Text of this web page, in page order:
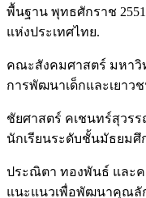
พื้นฐาน พุทธศักราช
แห่งประเทศไทย.
คณะสังคมศาสตร์ มหาวิท
การพัฒนาเด็กและเยาวช
ชัยศาสตร์ คเชนทร์สุวร
นักเรียนระดับชั้นมัธยมศึ
ประณิตา ทองพันธ์ และค
แนะแนวเพื่อพัฒนาคุณลั